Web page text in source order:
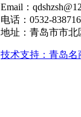
Email：
电话：0532-
地址：青岛市市北
技术支持：青岛名